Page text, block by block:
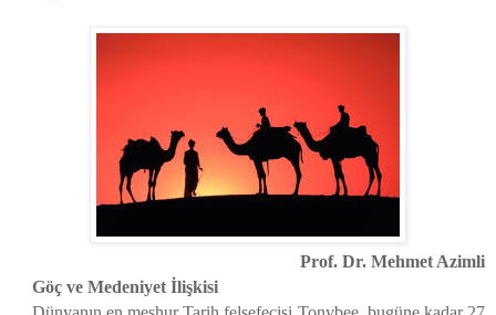
Prof. Dr. Mehmet Azimli
Göç ve Medeniyet İlişkisi